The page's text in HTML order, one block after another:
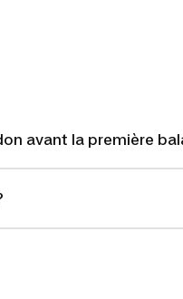
avant la première